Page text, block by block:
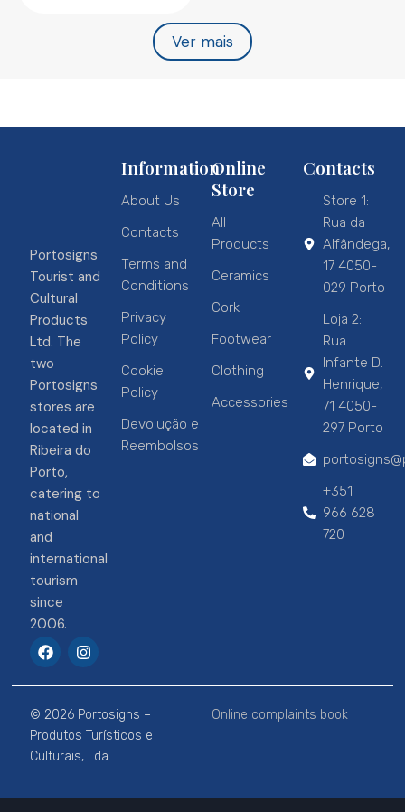
Ver mais
Portosigns
Tourist and
Cultural
Products
Ltd. The
two
Portosigns
stores are
located in
Ribeira do
Porto,
catering to
national
and
international
tourism
since
2006.
F
a
e
b
o
o
k
I
n
t
a
g
r
a
m
Information
About Us
Contacts
Terms and
Conditions
Privacy
Policy
Cookie
Policy
Devolução e
Reembolsos
Online
Store
All
Products
Ceramics
Cork
Footwear
Clothing
Accessories
Contacts
Store 1:
Rua da
Alfândega,
17 4050-
029 Porto
Loja 2:
Rua
Infante D.
Henrique,
71 4050-
297 Porto
+351
966 628
720
© 2026 Portosigns –
Produtos Turísticos e
Culturais, Lda
Online complaints book